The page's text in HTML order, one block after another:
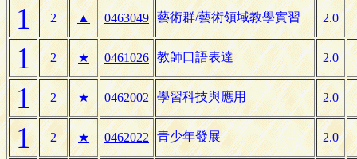
1 2 ▲ 0463049 藝術群/藝術領域教學實習 2.0
1 2 ★ 0461026 教師口語表達 2.0
1 2 ★ 0462002 學習科技與應用 2.0
1 2 ★ 0462022 青少年發展 2.0